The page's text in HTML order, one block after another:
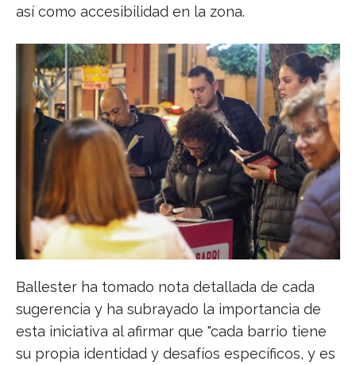
así como accesibilidad en la zona.
Ballester ha tomado nota detallada de cada
sugerencia y ha subrayado la importancia de
esta iniciativa al afirmar que "cada barrio tiene
su propia identidad y desafíos específicos, y es